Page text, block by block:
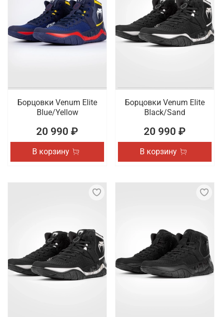
Борцовки Venum Elite
Blue/Yellow
20 990 ₽
В корзину
Борцовки Venum Elite
Black/Sand
20 990 ₽
В корзину